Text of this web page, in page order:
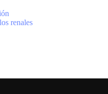
renales